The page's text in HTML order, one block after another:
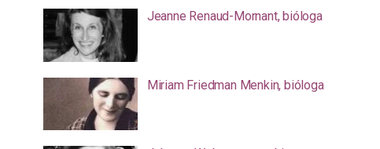
Jeanne Renaud-Mornant, bióloga
Miriam Friedman Menkin, bióloga